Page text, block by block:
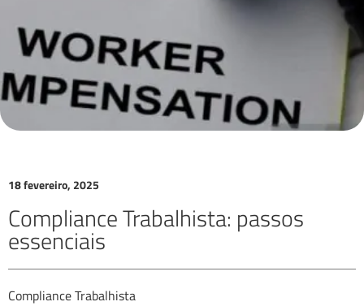
18 fevereiro, 2025
Compliance Trabalhista: passos
essenciais
Compliance Trabalhista